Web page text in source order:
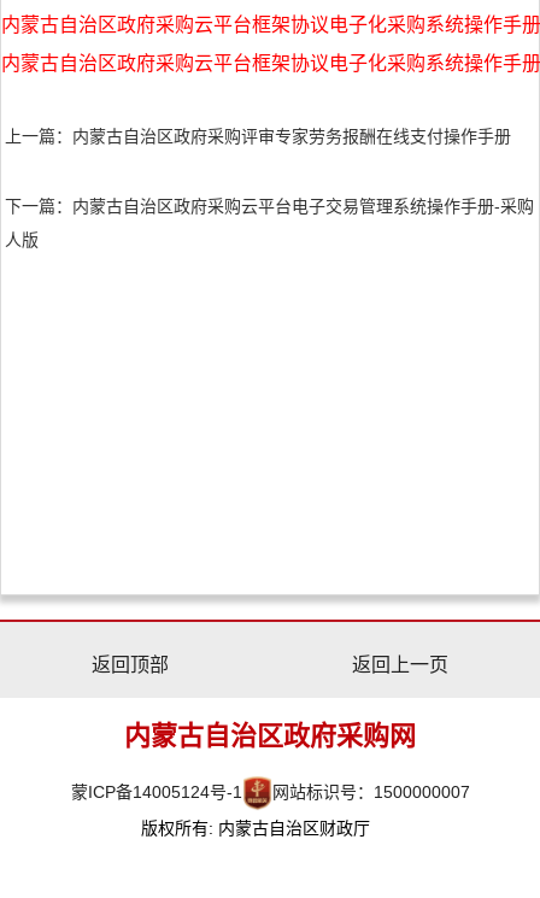
内蒙古自治区政府采购云平台框架协议电子化采购系统操作手
内蒙古自治区政府采购云平台框架协议电子化采购系统操作手
上一篇：内蒙古自治区政府采购评审专家劳务报酬在线支付操作手册
下一篇：内蒙古自治区政府采购云平台电子交易管理系统操作手册-采购
人版
返回顶部 返回上一页
内蒙古自治区政府采购网
蒙ICP备14005124号-1
网站标识号：1500000007
版权所有: 内蒙古自治区财政厅